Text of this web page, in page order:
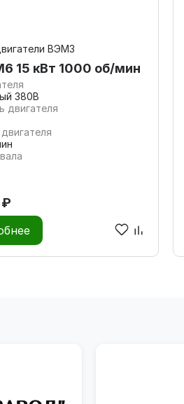
ВЭМЗ
15 кВт 1000 об/мин
380В
двигателя